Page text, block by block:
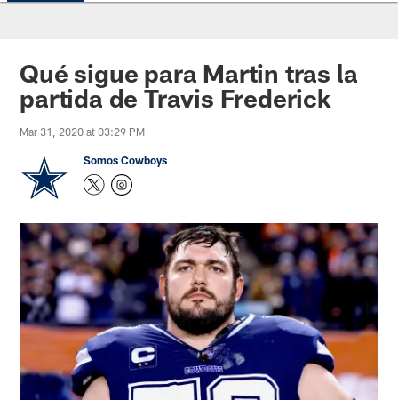
Qué sigue para Martin tras la
partida de Travis Frederick
Mar 31, 2020 at 03:29 PM
Somos Cowboys